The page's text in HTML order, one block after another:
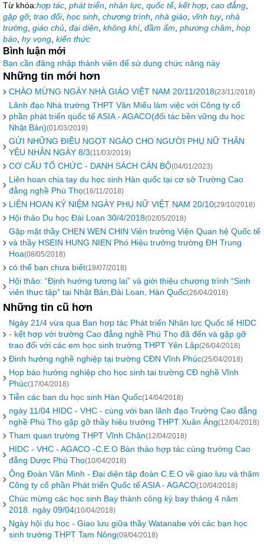
Từ khóa:hợp tác phát triển nhân lực quốc tế, kết hợp cao đẳng
gặp gỡ, trao đổi, học sinh chương trình nhà giáo vĩnh tuy, nhà
trường giáo chủ đại diện không khí, đầm ấm phương châm họp
báo hy vọng kiến thức
Bình luận mới
Bạn cần đăng nhập thành viên để sử dụng chức năng này
Những tin mới hơn
CHÀO MỪNG NGÀY NHÀ GIÁO VIỆT NAM 20/11/2018(23/11/2018)
Lãnh đạo Nhà trường THPT Văn Miếu làm việc với Công ty cổ
phần phát triển quốc tế ASIA - AGACO(đối tác bền vững du học
Nhật Bản)(01/03/2019)
GỬI NHỮNG ĐIỀU NGỌT NGÀO CHO NGƯỜI PHỤ NỮ THÂN
YÊU NHÂN NGÀY 8/3(11/03/2019)
CƠ CẤU TỔ CHỨC - DANH SÁCH CÁN BỘ(04/01/2023)
Liên hoan chia tay du học sinh Hàn quốc tại cơ sở Trường Cao
đằng nghề Phú Thọ(16/11/2018)
LIÊN HOAN KỶ NIỆM NGÀY PHỤ NỮ VIỆT NAM 20/10(29/10/2018)
Hội thảo Du học Đài Loan 30/4/2018(02/05/2018)
Gặp mặt thầy CHEN WEN CHIN Viện trưởng Viện Quan hệ Quốc tế
và thầy HSEIN HUNG NIEN Phó Hiệu trưởng trường ĐH Trung
Hoa(08/05/2018)
có thể bạn chưa biết(19/07/2018)
Hội thảo: “Định hướng tương lai” và giới thiệu chương trình “Sinh
viên thực tập” tại Nhật Bản,Đài Loan, Hàn Quốc(26/04/2018)
Những tin cũ hơn
Ngày 21/4 vừa qua Ban hợp tác Phát triển Nhân lực Quốc tế HIDC
- kết hợp với trường Cao đẳng nghề Phú Thọ đã đến và gặp gỡ
trao đổi với các em học sinh trường THPT Yên Lập(26/04/2018)
Đinh hướng nghề nghiệp tại trường CĐN Vĩnh Phúc(25/04/2018)
Họp báo hướng nghiệp cho học sinh tại trường CĐ nghề Vĩnh
Phúc(17/04/2018)
Tiễn các ban du học sinh Hàn Quốc(14/04/2018)
ngày 11/04 HIDC - VHC - cùng với ban lãnh đạo Trường Cao đẳng
nghề Phú Thọ gặp gỡ thầy hiệu trưởng THPT Xuân Áng(12/04/2018)
Tham quan trường THPT Vĩnh Chân(12/04/2018)
HIDC - VHC - AGACO -C.E.O Bàn thảo hợp tác cùng trường Cao
đẳng Dược Phú Thọ(10/04/2018)
Ông Đoàn Văn Minh - Đại diện tập đoàn C.E.O về giao lưu và thăm
Công ty cổ phần Phát triển Quốc tế ASIA - AGACO(10/04/2018)
Chúc mừng các học sinh Bay thành công kỳ bay tháng 4 năm
2018. ngày 09/04(10/04/2018)
Ngày hội du học - Giao lưu giữa thầy Watanabe với các bạn học
sinh trường THPT Tam Nông(09/04/2018)